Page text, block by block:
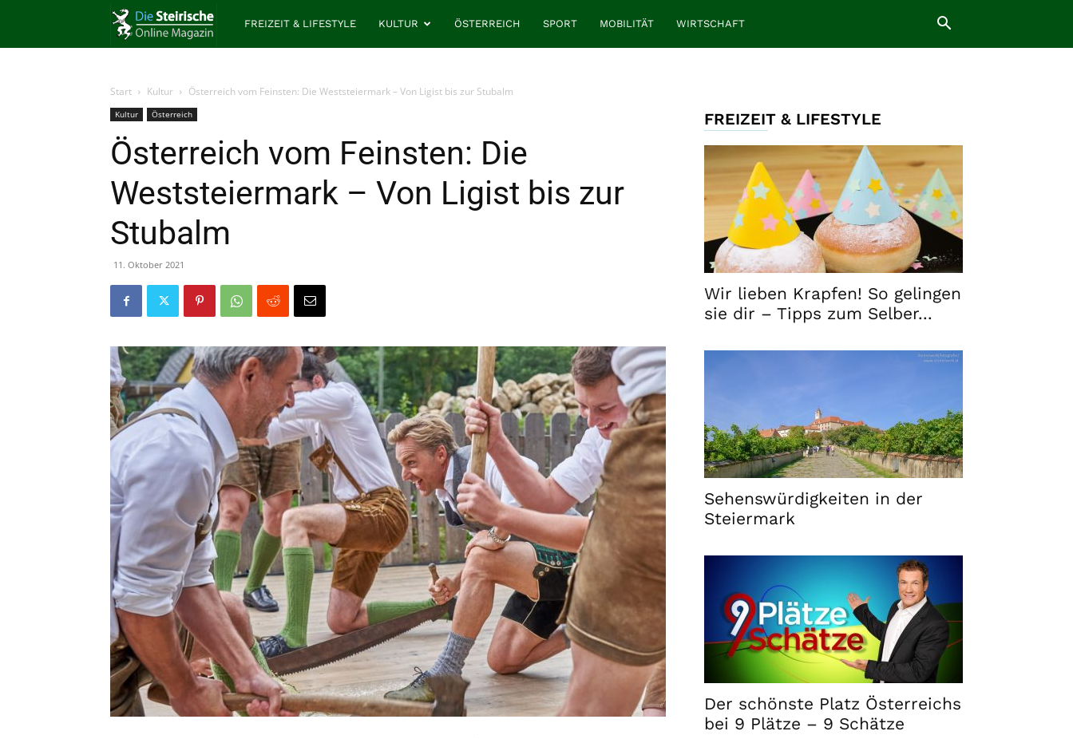
DieFREIZEIT & LIFESTYLE KULTUR ÖSTERREICH SPORT MOBILITÄT WIRTSCHAFT
Start Kultur Österreich vom Feinsten: Die Weststeiermark – Von Ligist bis zur Stubalm
Kultur Österreich
Österreich vom Feinsten: Die
Weststeiermark – Von Ligist bis zur
Stubalm
11. Oktober 2021
FREIZEIT & LIFESTYLE
Wir lieben Krapfen! So gelingen
sie dir – Tipps zum Selber...
Sehenswürdigkeiten in der
Steiermark
Der schönste Platz Österreichs
bei 9 Plätze – 9 Schätze